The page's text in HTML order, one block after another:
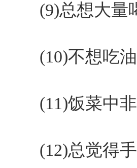
(9)总想大量
(10)不想吃油
(11)饭菜中非
(12)总觉得手